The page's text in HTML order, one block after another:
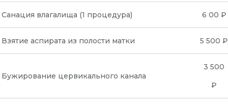
Санация влагалища (1 процедура) 6 00 ₽
Взятие аспирата из полости матки 5 500 ₽
Бужирование цервикального канала
3 500
₽